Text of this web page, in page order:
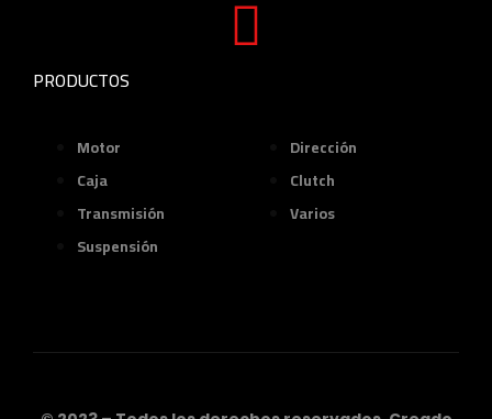
PRODUCTOS
Motor
Caja
Transmisión
Suspensión
Dirección
Clutch
Varios